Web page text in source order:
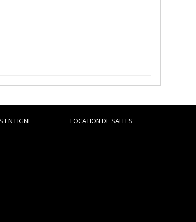
EN LIGNE LOCATION DE SALLES